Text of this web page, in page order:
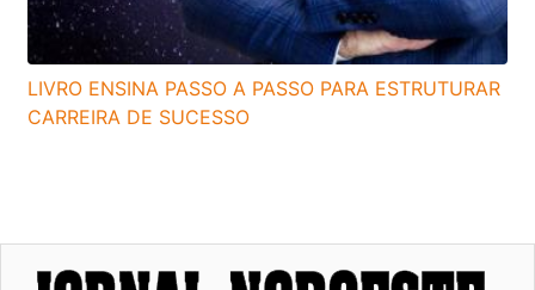
LIVRO ENSINA PASSO A PASSO PARA ESTRUTURAR
CARREIRA DE SUCESSO